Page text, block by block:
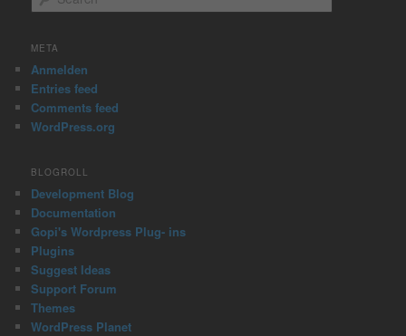
e
r
h
META
Anmelden
Entries feed
Comments feed
WordPress.org
BLOGROLL
Development Blog
Documentation
Gopi's Wordpress Plug- ins
Plugins
Suggest Ideas
Support Forum
Themes
WordPress Planet